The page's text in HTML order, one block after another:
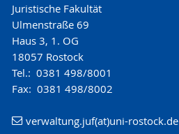
Juristische Fakultät
Ulmenstraße 69
Haus 3, 1. OG
18057 Rostock
Tel.: 0381 498/8001
Fax: 0381 498/8002
verwaltung.juf(at)uni-rostock.de